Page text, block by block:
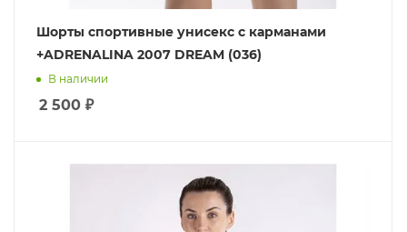
Шорты спортивные унисекс с карманами
+ADRENALINA 2007 DREAM (036)
В наличии
2 500 ₽